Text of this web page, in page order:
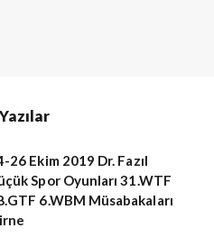
26 Ekim 2019 Dr. Fazıl
Spor Oyunları 31.WTF
6.WBM Müsabakaları